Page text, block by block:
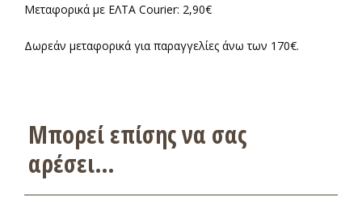
Μεταφορικά με ΕΛΤΑ Courier: 2,90€
Δωρεάν μεταφορικά για παραγγελίες άνω των 170€.
Μπορεί επίσης να σας
αρέσει…